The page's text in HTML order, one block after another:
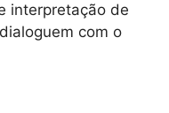
interpretação de
com o